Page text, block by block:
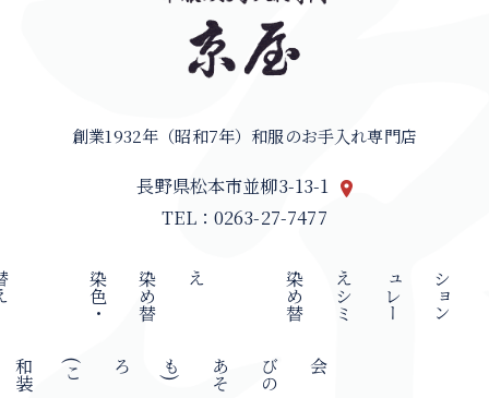
創業1932年（昭和7年）和服のお手入れ専門店
長野県松本市並柳3-13-1
TEL：0263-27-7477
染
色
・
染
め
替 え 染
め
替
え
シ
ミ
ュ
レ
ー
シ
ョ ン
和
装
(
こ
ろも
)
あ
そ
び
の 会